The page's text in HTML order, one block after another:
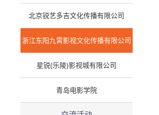
北京锐艺多吉文化传播有限公司
浙江东阳九霄影视文化传播有限公司
星锐(乐陵)影视城有限公司
青岛电影学院